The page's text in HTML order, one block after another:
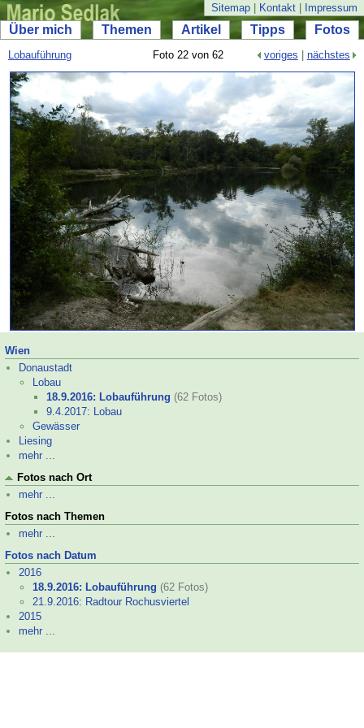
Sitemap Kontakt Impressum
Über mich Themen Artikel Tipps Fotos
Lobauführung Foto 22 von 62 voriges nächstes
Wien
Donaustadt
Lobau
18.9.2016: Lobau­führung (62 Fotos)
9.4.2017: Lobau
Gewässer
Liesing
mehr ...
Fotos nach Ort
mehr ...
Fotos nach Themen
mehr ...
Fotos nach Datum
2016
18.9.2016: Lobau­führung (62 Fotos)
21.9.2016: Radtour Rochusviertel
2015
mehr ...